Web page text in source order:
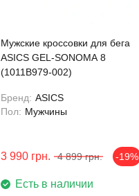
Мужские кроссовки для бега
ASICS GEL-SONOMA 8
(1011B979-002)
Бренд: ASICS
Пол: Мужчины
3 990 грн. 4 899 грн. -19%
Есть в наличии